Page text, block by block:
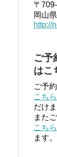
〒
岡山
http://
ご予
はこ
ご予
こちら
だけま
また
こちら
ます。